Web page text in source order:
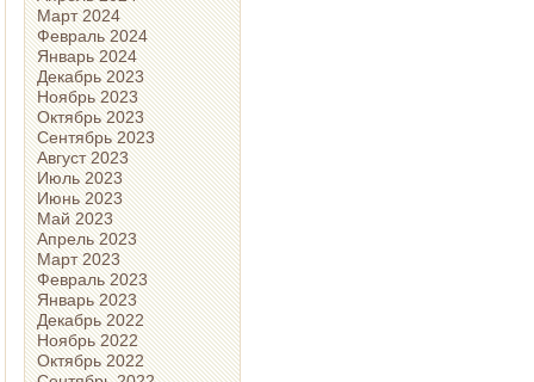
Март 2024
Февраль 2024
Январь 2024
Декабрь 2023
Ноябрь 2023
Октябрь 2023
Сентябрь 2023
Август 2023
Июль 2023
Июнь 2023
Май 2023
Апрель 2023
Март 2023
Февраль 2023
Январь 2023
Декабрь 2022
Ноябрь 2022
Октябрь 2022